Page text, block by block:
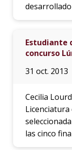
Estudiante
concurso
31 oct. 2013
Cecilia
las cinco